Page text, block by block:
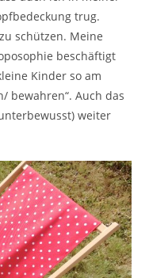
trug.
schützen. Meine
beschäftigt
Kinder so am
bewahren“. Auch das
weiter